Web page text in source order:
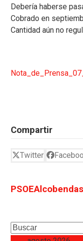
Debería haberse
Cobrado en
Cantidad aún no
Compartir
Twitter
PSOEAlcobendas
Search